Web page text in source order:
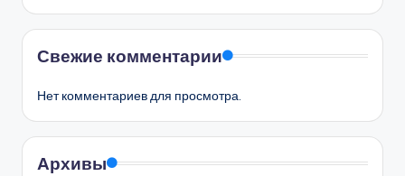
Свежие комментарии
Нет комментариев для просмотра.
Архивы